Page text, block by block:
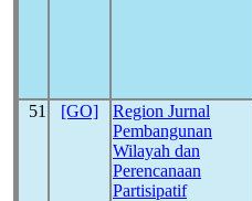
51 [GO]
Region Jurnal
Pembangunan
Wilayah dan
Perencanaan
Partisipatif